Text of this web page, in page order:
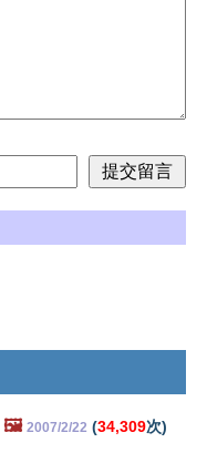
🖼️ 2007/2/22 (34,309次)